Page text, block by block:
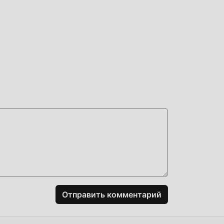
Отправить комментарий